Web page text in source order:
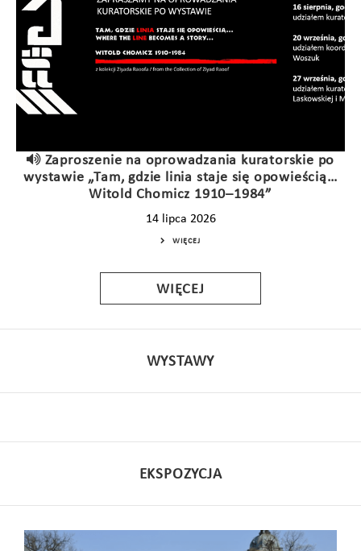
Zaproszenie na oprowadzania kuratorskie po
wystawie „Tam, gdzie linia staje się opowieścią…
Witold Chomicz 1910–1984”
14 lipca 2026
WIĘCEJ
WIĘCEJ
WYSTAWY
EKSPOZYCJA